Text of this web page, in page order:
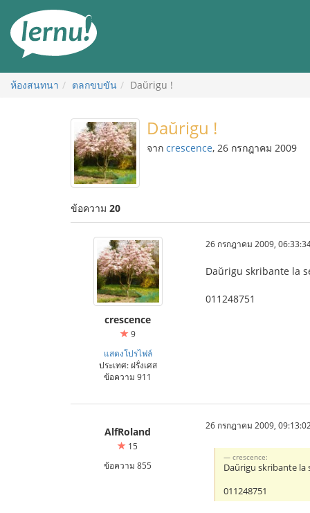
สารบัญ
ห้องสนทนา ตลกขบขัน Daŭrigu !
Daŭrigu !
จาก crescence, 26 กรกฎาคม 2009
ข้อความ 20
crescence
9
แสดงโปรไฟล์
ประเทศ: ฝรั่งเศส
ข้อความ 911
26 กรกฎาคม 2009,
Daŭrigu skribante la
011248751
AlfRoland
15
ข้อความ 855
26 กรกฎาคม 2009, 09:13:02
crescence:
Daŭrigu skribante la
011248751